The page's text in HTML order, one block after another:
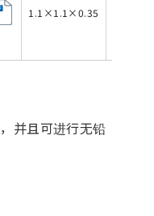
1.1×1.1×0.35
并且可进行无铅